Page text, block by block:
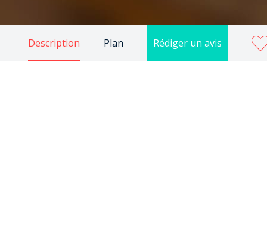
Description Plan Rédiger un avis